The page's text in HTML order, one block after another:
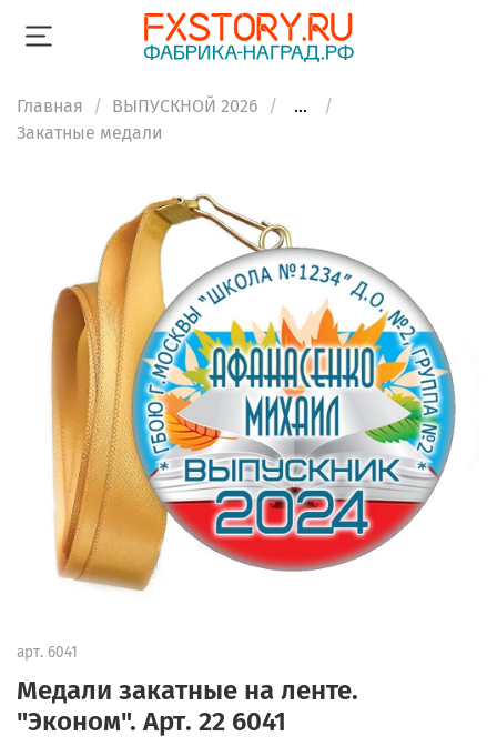
Главная ВЫПУСКНОЙ 2026
...
Закатные медали
арт. 6041
Медали закатные на ленте.
"Эконом". Арт. 22 6041